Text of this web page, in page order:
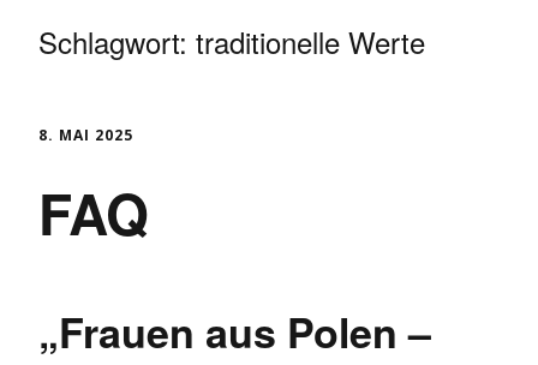
Schlagwort: traditionelle Werte
8. MAI 2025
FAQ
„Frauen aus Polen –